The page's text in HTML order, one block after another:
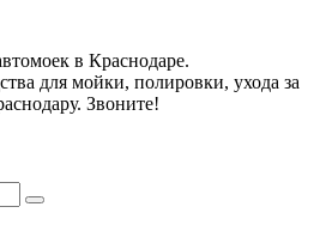
в Краснодаре.
для мойки, полировки, ухода за
Звоните!